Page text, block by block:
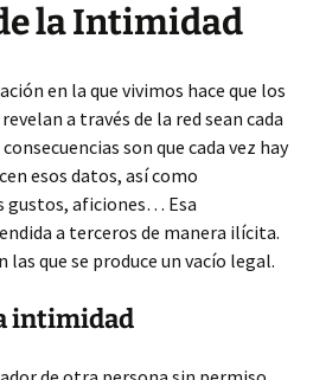
la Intimidad
en la que vivimos hace que los
a través de la red sean cada
son que cada vez hay
esos datos, así como
gustos, aficiones… Esa
a terceros de manera ilícita.
las que se produce un vacío legal.
intimidad